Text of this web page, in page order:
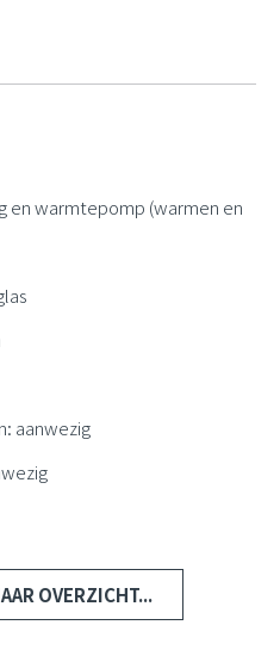
en warmtepomp (warmen en
aanwezig
OVERZICHT...